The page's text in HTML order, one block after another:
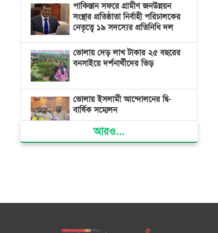
পাকিস্তান সফরে গ্রামীণ জনউন্নয়ন
সংস্থার প্রতিষ্ঠাতা নির্বাহী পরিচালকের
নেতৃত্বে ১৯ সদস্যের প্রতিনিধি দল
ভোলায় দেড় লাখ টাকার ২৫ বছরের
বনসাইয়ে দর্শনার্থীদের ভিড়
ভোলায় ইসলামী আন্দোলনের দ্বি-
বার্ষিক সম্মেলন
ভোলার দুই তরুণের স্বপ্নের নাটক
মনপুরায় বন্ধুর স্ত্রীর গলায় ছুরি ধরে
আরও...